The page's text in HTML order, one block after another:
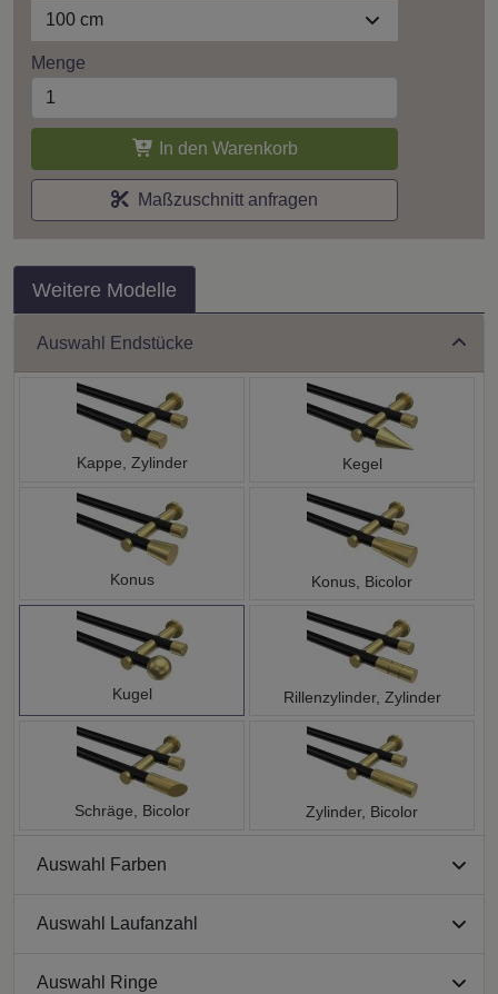
100 cm
Menge
In den Warenkorb
Maßzuschnitt anfragen
Weitere Modelle
Auswahl Endstücke
Kappe, Zylinder Kegel
Konus Konus, Bicolor
Kugel Rillenzylinder, Zylinder
Schräge, Bicolor Zylinder, Bicolor
Auswahl Farben
Auswahl Laufanzahl
Auswahl Ringe